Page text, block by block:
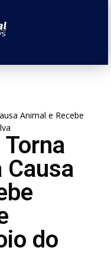
Animal e Recebe
Causa
do